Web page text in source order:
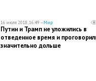
16 июля 2018, 16:49 —Мир
Путин и Трамп не уложились в
отведенное время и
значительно дольше